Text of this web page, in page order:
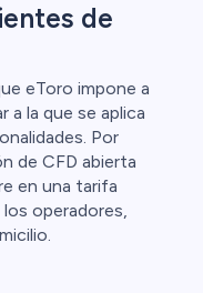
de
eToro impone a
a la que se aplica
Por
de CFD abierta
en una tarifa
operadores,